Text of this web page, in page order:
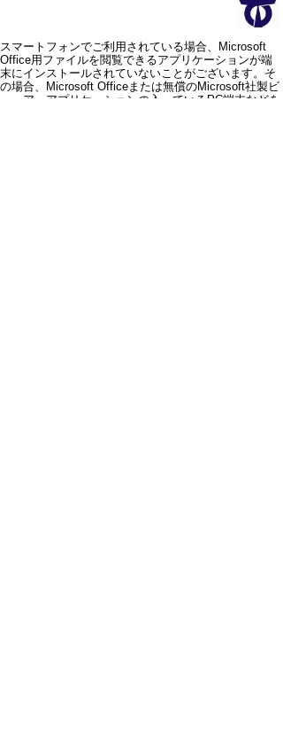
スマートフォンでご利用されている場合、Microsoft
Office用ファイルを閲覧できるアプリケーションが端
末にインストールされていないことがございます。そ
の場合、Microsoft Officeまたは無償のMicrosoft社製ビ
ューアーアプリケーションの入っているPC端末などを